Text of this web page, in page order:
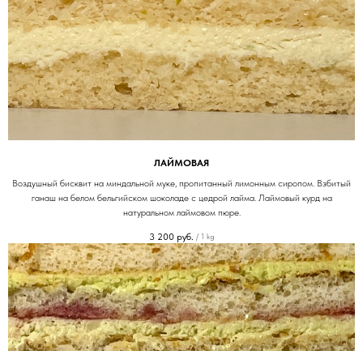
ЛАЙМОВАЯ
Воздушный бисквит на миндальной муке, пропитанный лимонным сиропом. Взбитый
ганаш на белом бельгийском шоколаде с цедрой лайма. Лаймовый курд на
натуральном лаймовом пюре.
3 200 руб. / 1 kg